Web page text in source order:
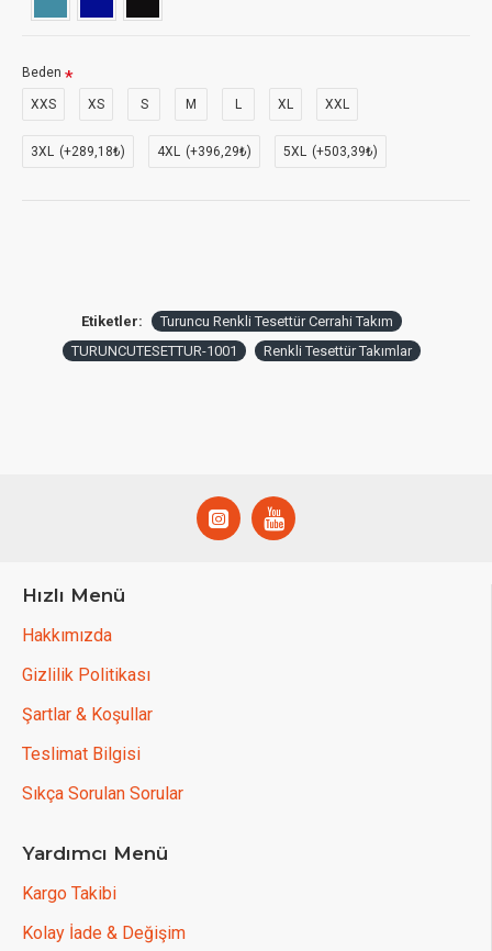
Beden
XXS XS S M L XL XXL
3XL (+289,18₺) 4XL (+396,29₺) 5XL (+503,39₺)
Etiketler:
Turuncu Renkli Tesettür Cerrahi Takım
TURUNCUTESETTUR-1001
Renkli Tesettür Takımlar
Hızlı Menü
Hakkımızda
Gizlilik Politikası
Şartlar & Koşullar
Teslimat Bilgisi
Sıkça Sorulan Sorular
Yardımcı Menü
Kargo Takibi
Kolay İade & Değişim